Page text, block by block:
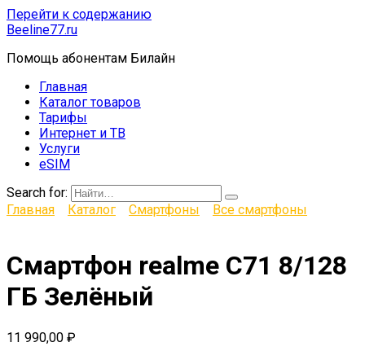
Перейти к содержанию
Beeline77.ru
Помощь абонентам Билайн
Главная
Каталог товаров
Тарифы
Интернет и ТВ
Услуги
eSIM
Search for:
Главная
Каталог Смартфоны Все смартфоны
Смартфон realme C71 8/128
ГБ Зелёный
11 990,00 ₽